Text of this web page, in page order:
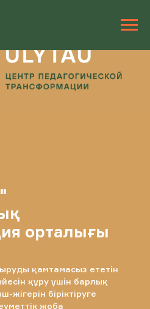
орталығы
қамтамасыз ететін
құру үшін барлық
біріктіруге
жоба